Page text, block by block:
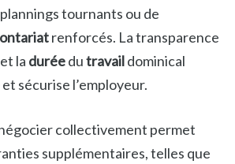
tournants ou de
renforcés. La transparence
et la duréedutravaildominical
et sécurise l’employeur.
collectivement permet
supplémentaires, telles que